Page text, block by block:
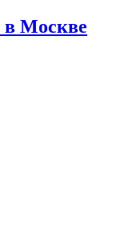
Москве